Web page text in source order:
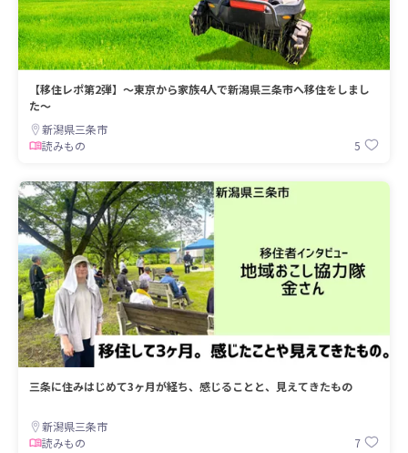
【移住レポ第2弾】～東京から家族4人で新潟県三条市へ移住をしまし
た～
新潟県三条市
読みもの
5
三条に住みはじめて3ヶ月が経ち、感じることと、見えてきたもの
新潟県三条市
読みもの
7